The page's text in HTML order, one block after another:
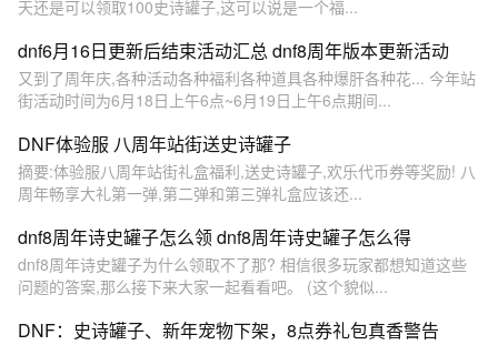
天还是可以领取100史诗罐子,这可以说是一个福...
dnf6月16日更新后结束活动汇总 dnf8周年版本更新活动
又到了周年庆,各种活动各种福利各种道具各种爆肝各种花... 今年站
街活动时间为6月18日上午6点~6月19日上午6点期间...
DNF体验服 八周年站街送史诗罐子
摘要:体验服八周年站街礼盒福利,送史诗罐子,欢乐代币券等奖励! 八
周年畅享大礼第一弹,第二弹和第三弹礼盒应该还...
dnf8周年诗史罐子怎么领 dnf8周年诗史罐子怎么得
dnf8周年诗史罐子为什么领取不了那? 相信很多玩家都想知道这些
问题的答案,那么接下来大家一起看看吧。 (这个貌似...
DNF：史诗罐子、新年宠物下架，8点券礼包真香警告